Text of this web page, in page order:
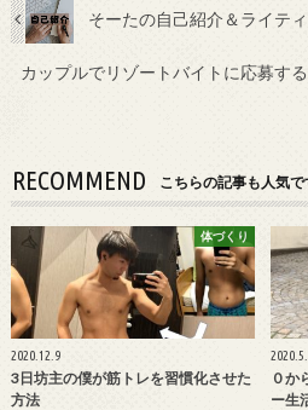
そーたの自己紹介＆ライテ
カップルでリゾートバイトに応募す
RECOMMEND こちらの記事も人気で
体づくり
2020.12.9
3日坊主の僕が筋トレを習慣化させた
方法
０か
ー生